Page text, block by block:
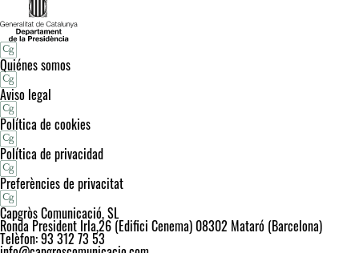
Quiénes somos
Aviso legal
Política de cookies
Política de privacidad
Preferències de privacitat
Capgròs Comunicació, SL
Ronda President Irla,26 (Edifici Cenema) 08302 Mataró (Barcelona)
Telèfon: 93 312 73 53